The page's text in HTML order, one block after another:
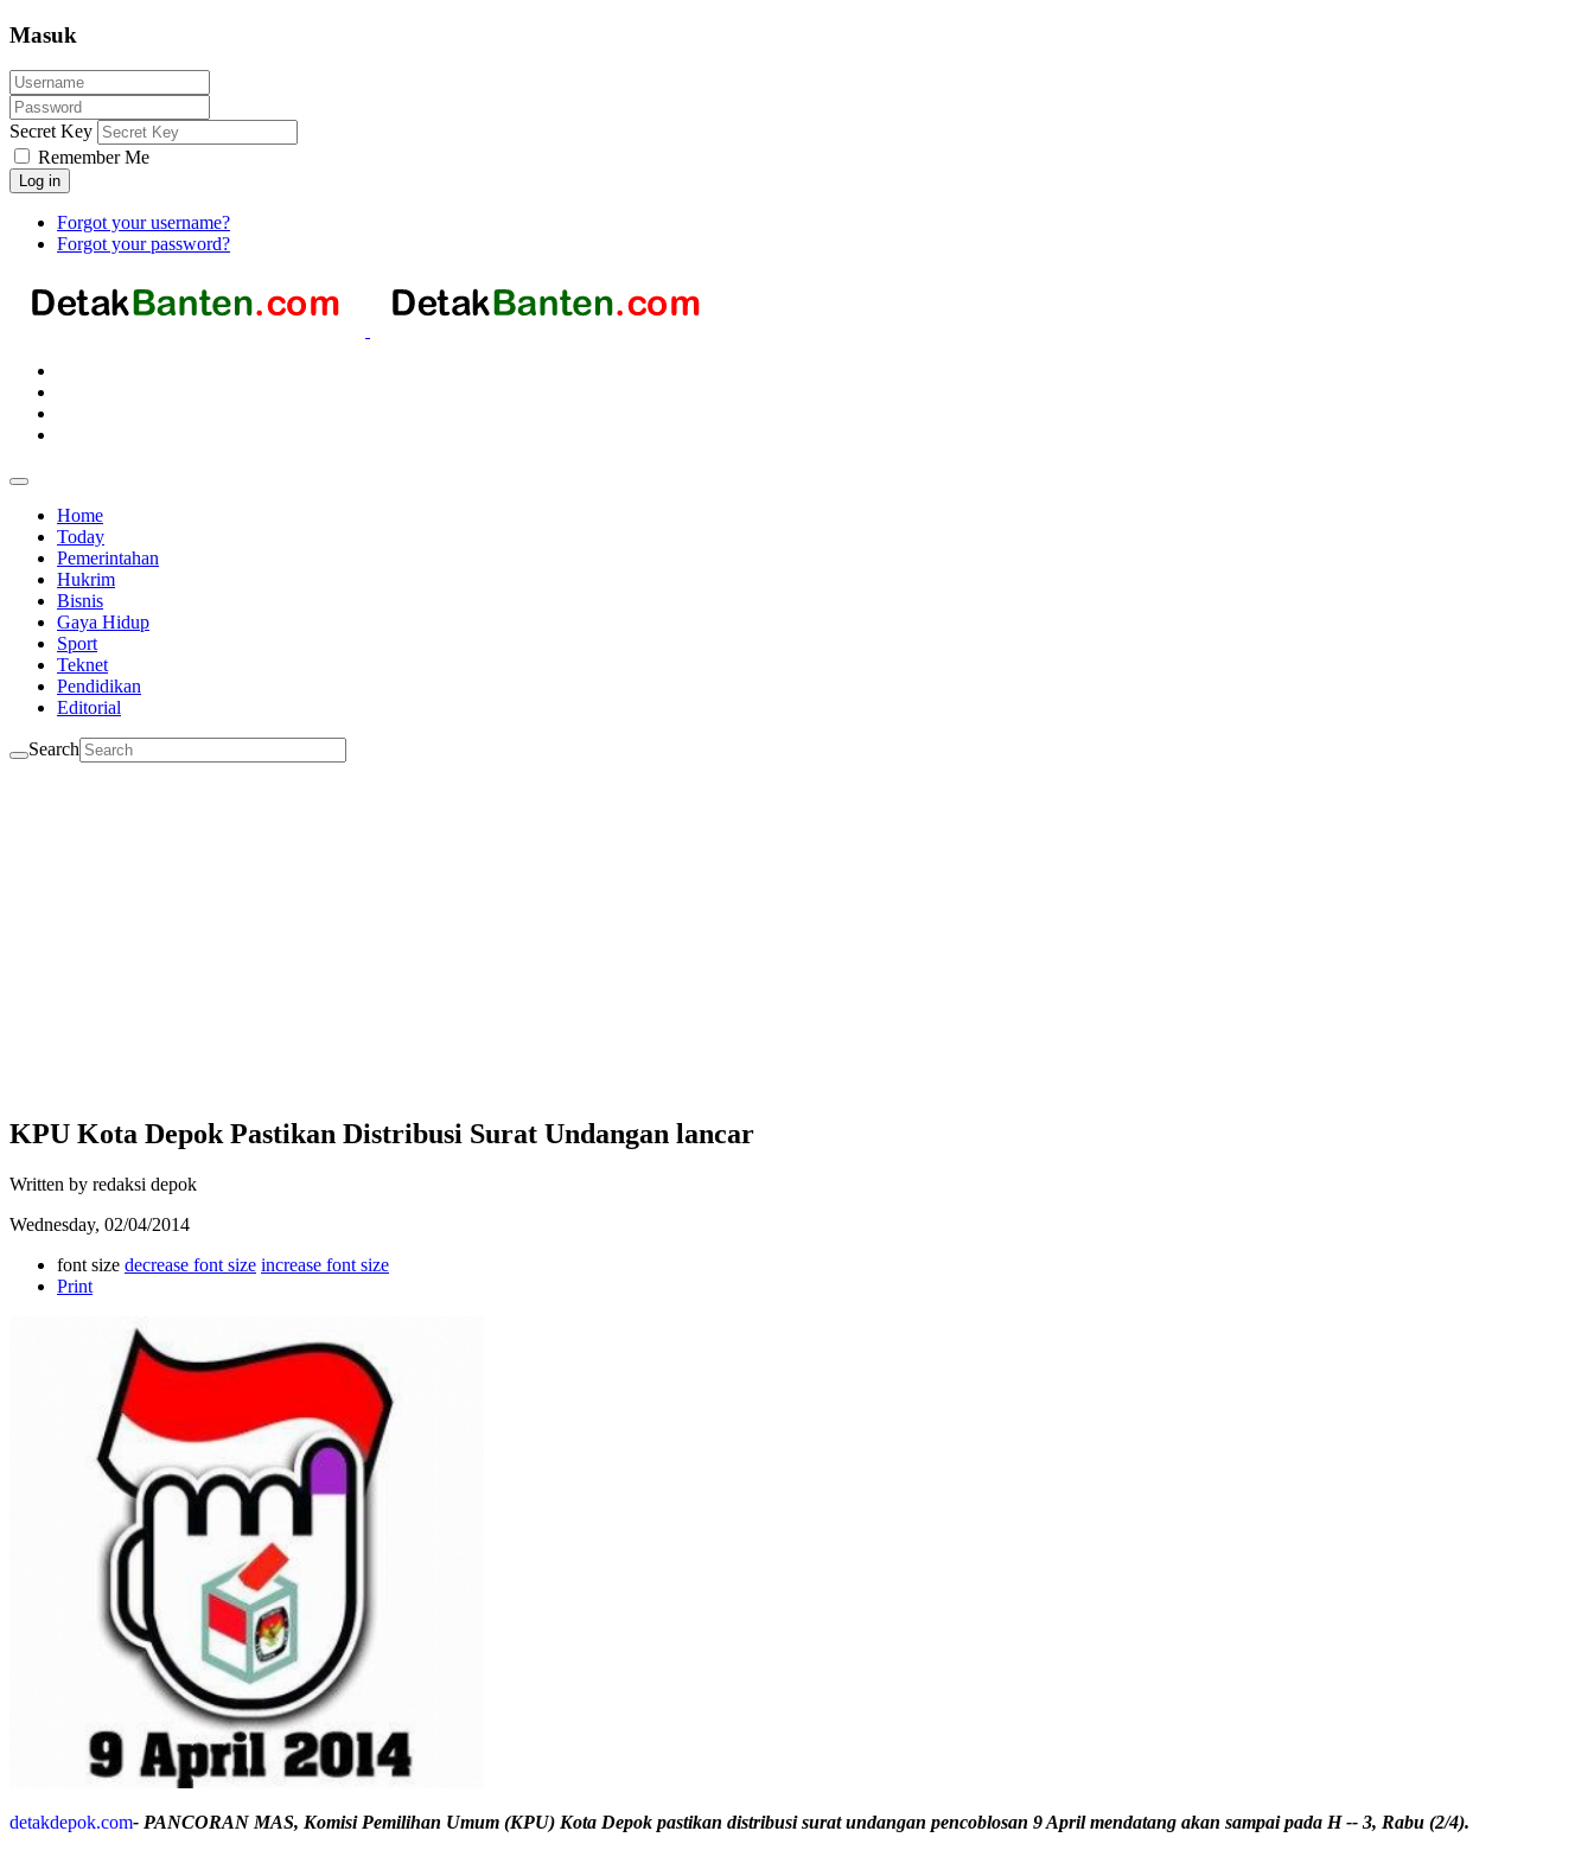
Masuk
Secret Key
Remember Me
Log in
Forgot your username?
Forgot your password?
Home
Today
Pemerintahan
Hukrim
Bisnis
Gaya Hidup
Sport
Teknet
Pendidikan
Editorial
Search
KPU Kota Depok Pastikan Distribusi Surat Undangan lancar
Written by redaksi depok
Wednesday, 02/04/2014
font size decrease font size increase font size
Print
detakdepok.com- PANCORAN MAS, Komisi Pemilihan Umum (KPU) Kota Depok pastikan distribusi surat undangan pencoblosan 9 April mendatang akan sampai pada H -- 3, Rabu (2/4).